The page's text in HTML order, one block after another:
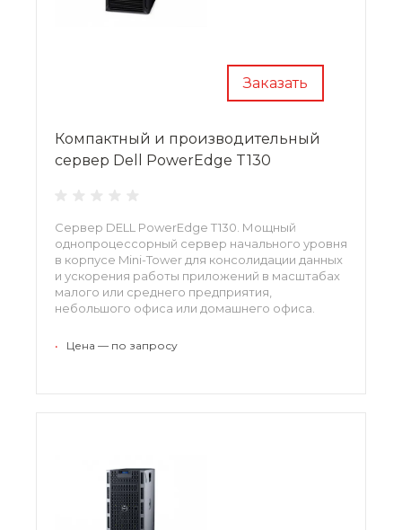
Заказать
Компактный и производительный
сервер Dell PowerEdge T130
Сервер DELL PowerEdge T130. Мощный
однопроцессорный сервер начального уровня
в корпусе Mini-Tower для консолидации данных
и ускорения работы приложений в масштабах
малого или среднего предприятия,
небольшого офиса или домашнего офиса.
• Цена — по запросу